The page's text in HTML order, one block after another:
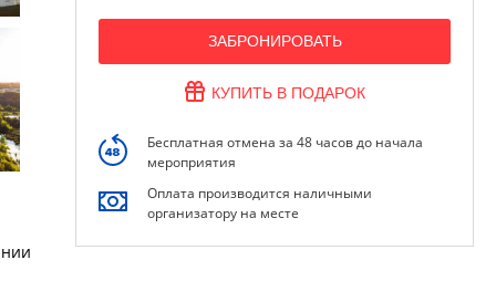
ЗАБРОНИРОВАТЬ
КУПИТЬ В ПОДАРОК
Бесплатная отмена за 48 часов до начала
мероприятия
Оплата производится наличными
организатору на месте